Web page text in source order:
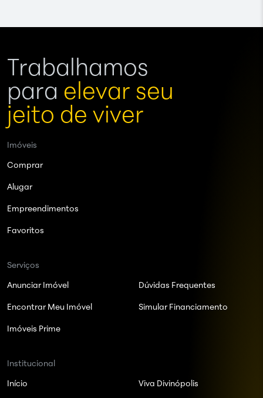
Trabalhamos
para elevar seu
jeito de viver
Imóveis
Comprar
Alugar
Empreendimentos
Favoritos
Serviços
Anunciar Imóvel
Encontrar Meu Imóvel
Imóveis Prime
Dúvidas Frequentes
Simular Financiamento
Institucional
Início
Viva Divinópolis